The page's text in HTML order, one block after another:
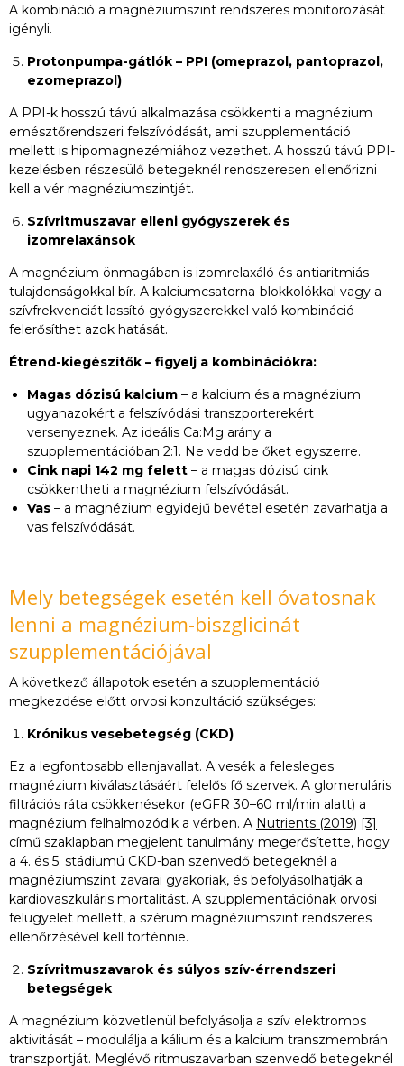
A kombináció a magnéziumszint rendszeres monitorozását
igényli.
Protonpumpa-gátlók – PPI (omeprazol, pantoprazol,
ezomeprazol)
A PPI-k hosszú távú alkalmazása csökkenti a magnézium
emésztőrendszeri felszívódását, ami szupplementáció
mellett is hipomagnezémiához vezethet. A hosszú távú PPI-
kezelésben részesülő betegeknél rendszeresen ellenőrizni
kell a vér magnéziumszintjét.
Szívritmuszavar elleni gyógyszerek és
izomrelaxánsok
A magnézium önmagában is izomrelaxáló és antiaritmiás
tulajdonságokkal bír. A kalciumcsatorna-blokkolókkal vagy a
szívfrekvenciát lassító gyógyszerekkel való kombináció
felerősíthet azok hatását.
Étrend-kiegészítők – figyelj a kombinációkra:
Magas dózisú kalcium – a kalcium és a magnézium
ugyanazokért a felszívódási transzporterekért
versenyeznek. Az ideális Ca:Mg arány a
szupplementációban 2:1. Ne vedd be őket egyszerre.
Cink napi 142 mg felett – a magas dózisú cink
csökkentheti a magnézium felszívódását.
Vas – a magnézium egyidejű bevétel esetén zavarhatja a
vas felszívódását.
Mely betegségek esetén kell óvatosnak
lenni a magnézium-biszglicinát
szupplementációjával
A következő állapotok esetén a szupplementáció
megkezdése előtt orvosi konzultáció szükséges:
Krónikus vesebetegség (CKD)
Ez a legfontosabb ellenjavallat. A vesék a felesleges
magnézium kiválasztásáért felelős fő szervek. A glomeruláris
filtrációs ráta csökkenésekor (eGFR 30–60 ml/min alatt) a
magnézium felhalmozódik a vérben. A Nutrients (2019) [3]
című szaklapban megjelent tanulmány megerősítette, hogy
a 4. és 5. stádiumú CKD-ban szenvedő betegeknél a
magnéziumszint zavarai gyakoriak, és befolyásolhatják a
kardiovaszkuláris mortalitást. A szupplementációnak orvosi
felügyelet mellett, a szérum magnéziumszint rendszeres
ellenőrzésével kell történnie.
Szívritmuszavarok és súlyos szív-érrendszeri
betegségek
A magnézium közvetlenül befolyásolja a szív elektromos
aktivitását – modulálja a kálium és a kalcium transzmembrán
transzportját. Meglévő ritmuszavarban szenvedő betegeknél